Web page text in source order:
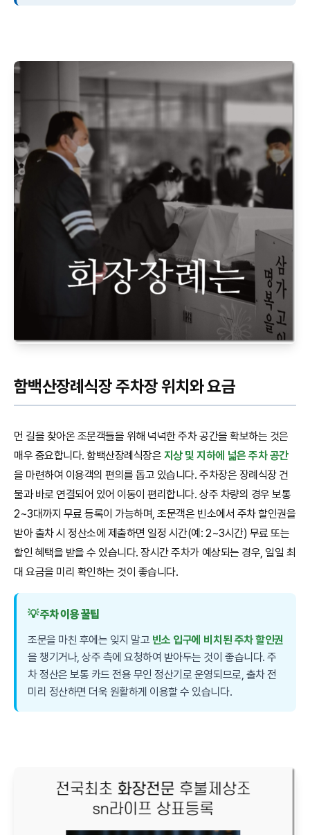
함백산장례식장 주차장 위치와 요금
먼 길을 찾아온 조문객들을 위해 넉넉한 주차 공간을 확보하는 것은
매우 중요합니다. 함백산장례식장은 지상 및 지하에 넓은 주차 공간
을 마련하여 이용객의 편의를 돕고 있습니다. 주차장은 장례식장 건
물과 바로 연결되어 있어 이동이 편리합니다. 상주 차량의 경우 보통
2~3대까지 무료 등록이 가능하며, 조문객은 빈소에서 주차 할인권을
받아 출차 시 정산소에 제출하면 일정 시간(예: 2~3시간) 무료 또는
할인 혜택을 받을 수 있습니다. 장시간 주차가 예상되는 경우, 일일 최
대 요금을 미리 확인하는 것이 좋습니다.
💡 주차 이용 꿀팁
조문을 마친 후에는 잊지 말고 빈소 입구에 비치된 주차 할인권
을 챙기거나, 상주 측에 요청하여 받아두는 것이 좋습니다. 주
차 정산은 보통 카드 전용 무인 정산기로 운영되므로, 출차 전
미리 정산하면 더욱 원활하게 이용할 수 있습니다.